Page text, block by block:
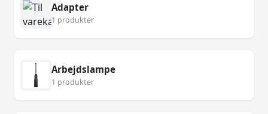
Adapter
1 produkter
Arbejdslampe
1 produkter